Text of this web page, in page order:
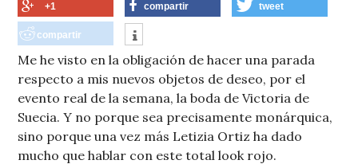
+1 compartir tweet
compartir
Me he visto en la obligación de hacer una parada
respecto a mis nuevos objetos de deseo, por el
evento real de la semana, la boda de Victoria de
Suecia. Y no porque sea precisamente monárquica,
sino porque una vez más Letizia Ortiz ha dado
mucho que hablar con este total look rojo.